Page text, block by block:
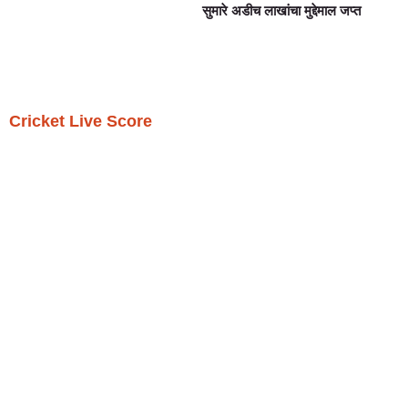
सुमारे अडीच लाखांचा मुद्देमाल जप्त
Cricket Live Score